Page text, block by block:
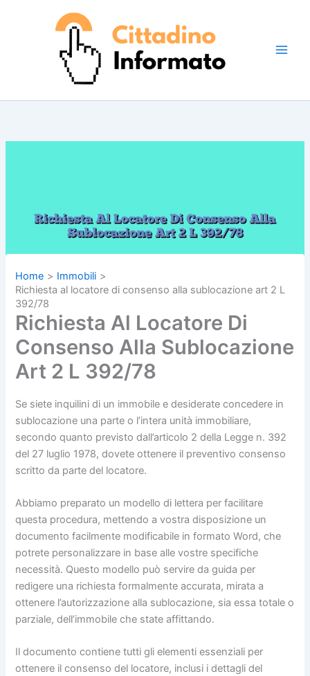
Home
Immobili
Richiesta al locatore di consenso alla sublocazione art 2 L
392/78
Richiesta Al Locatore Di
Consenso Alla Sublocazione
Art 2 L 392/78
Se siete inquilini di un immobile e desiderate concedere in
sublocazione una parte o l’intera unità immobiliare,
secondo quanto previsto dall’articolo 2 della Legge n. 392
del 27 luglio 1978, dovete ottenere il preventivo consenso
scritto da parte del locatore.
Abbiamo preparato un modello di lettera per facilitare
questa procedura, mettendo a vostra disposizione un
documento facilmente modificabile in formato Word, che
potrete personalizzare in base alle vostre specifiche
necessità. Questo modello può servire da guida per
redigere una richiesta formalmente accurata, mirata a
ottenere l’autorizzazione alla sublocazione, sia essa totale o
parziale, dell’immobile che state affittando.
Il documento contiene tutti gli elementi essenziali per
ottenere il consenso del locatore, inclusi i dettagli del